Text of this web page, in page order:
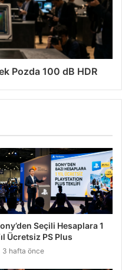
Pozda 100 dB HDR
Seçili Hesaplara 1
Ücretsiz PS Plus
3 hafta önce